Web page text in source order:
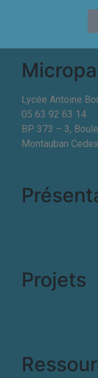
Lycée Antoine
05 63 92 63 14
BP 373 – 3,
Montauban Cedex
Projets